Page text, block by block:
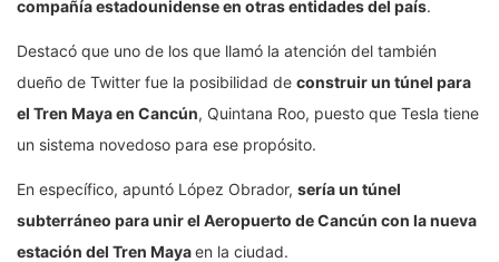
compañía estadounidense en otras entidades del país.
Destacó que uno de los que llamó la atención del también
dueño de Twitter fue la posibilidad de construir un túnel para
el Tren Maya en Cancún, Quintana Roo, puesto que Tesla tiene
un sistema novedoso para ese propósito.
En específico, apuntó López Obrador, sería un túnel
subterráneo para unir el Aeropuerto de Cancún con la nueva
estación del Tren Mayaen la ciudad.